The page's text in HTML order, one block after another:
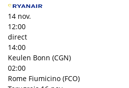
14 nov.
12:00
direct
14:00
Keulen Bonn (CGN)
02:00
Rome Fiumicino (FCO)